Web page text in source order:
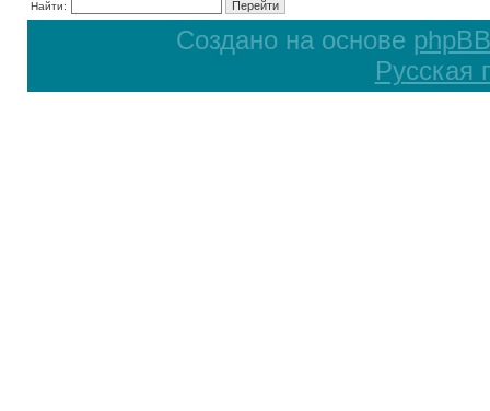
Найти:
Создано на основе phpBB
Русская